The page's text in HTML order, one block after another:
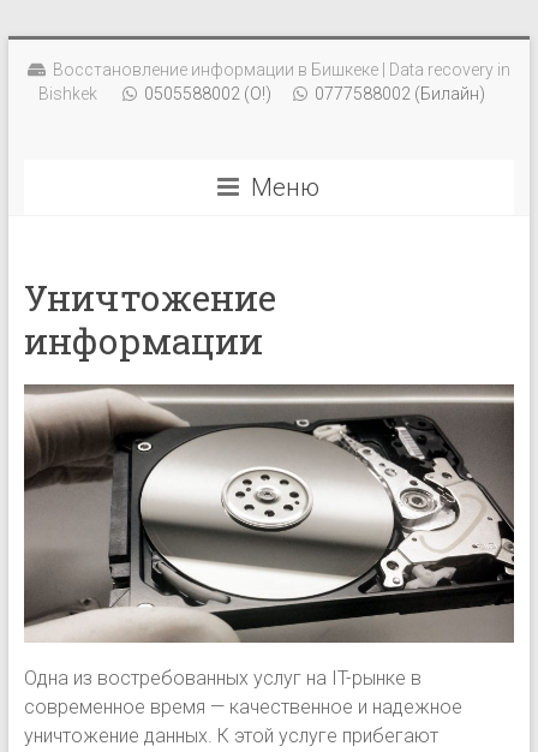
Восстановление информации в Бишкеке | Data recovery in
Bishkek
0505588002 (О!) 0777588002 (Билайн)
Меню
Уничтожение
информации
Одна из востребованных услуг на IT-рынке в
современное время — качественное и надежное
уничтожение данных. К этой услуге прибегают